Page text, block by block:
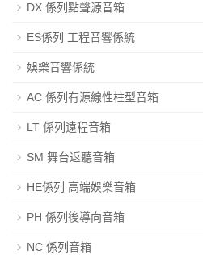
DX 係列點聲源音箱
ES係列 工程音響係統
娛樂音響係統
AC 係列有源線性柱型音箱
LT 係列遠程音箱
SM 舞台返聽音箱
HE係列 高端娛樂音箱
PH 係列後導向音箱
NC 係列音箱